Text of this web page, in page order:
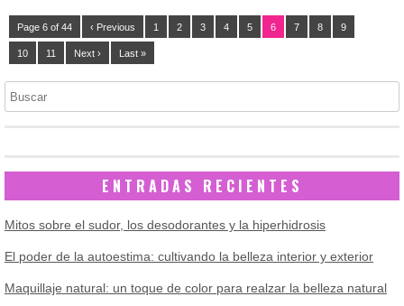
Page 6 of 44 ‹ Previous 1 2 3 4 5 6 7 8 9
10 11 Next › Last »
Buscar
ENTRADAS RECIENTES
Mitos sobre el sudor, los desodorantes y la hiperhidrosis
El poder de la autoestima: cultivando la belleza interior y exterior
Maquillaje natural: un toque de color para realzar la belleza natural